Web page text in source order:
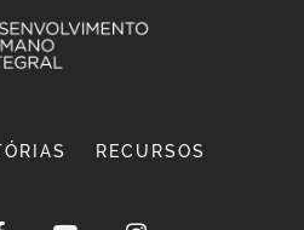
RECURSOS